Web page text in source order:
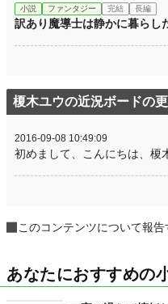
小説 ファンタジー 完結 長編
訳あり魔導士は静かに暮ら
榎木ユウの近況ボードの
2016-09-08 10:49:09
初めまして、こんにちは、榎
このコンテンツについて報告
あなたにおすすめの